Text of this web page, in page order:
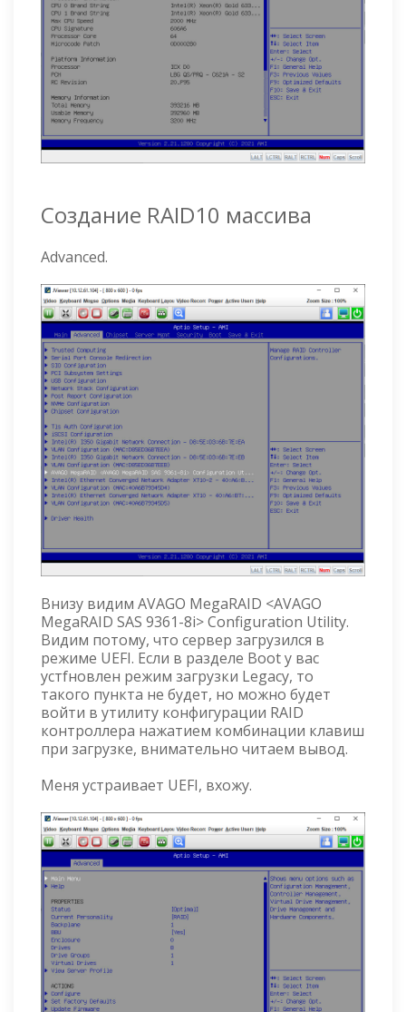
Создание RAID10 массива
Advanced.
Внизу видим AVAGO MegaRAID <AVAGO
MegaRAID SAS 9361-8i> Configuration Utility.
Видим потому, что сервер загрузился в
режиме UEFI. Если в разделе Boot у вас
устfновлен режим загрузки Legacy, то
такого пункта не будет, но можно будет
войти в утилиту конфигурации RAID
контроллера нажатием комбинации клавиш
при загрузке, внимательно читаем вывод.
Меня устраивает UEFI, вхожу.